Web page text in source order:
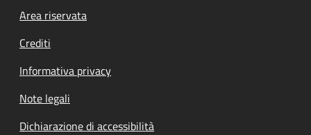
Footer menu
Area riservata
Crediti
Informativa privacy
Note legali
Dichiarazione di accessibilità